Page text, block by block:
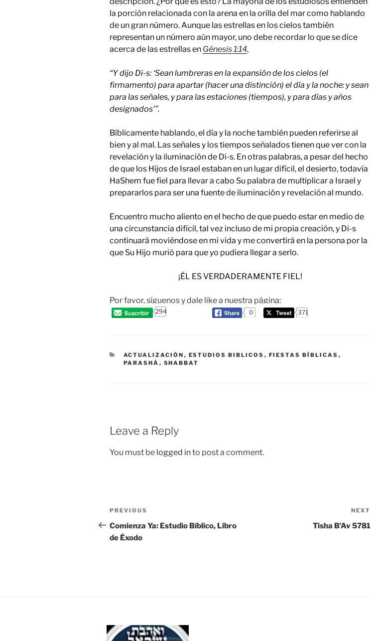
la porción relacionada con la arena en la orilla del mar como hablando
de un gran número. Aunque las estrellas en los cielos también
representan un número aún mayor, uno debe recordar lo que se dice
acerca de las estrellas en Génesis 1:14,
“Y dijo Di-s: ‘Sean lumbreras en la expansión de los cielos (el
firmamento) para apartar (hacer una distinción) el día y la noche: y sean
para las señales, y para las estaciones (tiempos), y para días y años
designados'”.
Bíblicamente hablando, el día y la noche también pueden referirse al
bien y al mal. Las señales y los tiempos señalados tienen que ver con la
revelación y la iluminación de Di-s. En otras palabras, a pesar del hecho
de que los Hijos de Israel estaban en un lugar difícil, el desierto, todavía
HaShem fue fiel para llevar a cabo Su palabra de multiplicar a Israel y
prepararlos para ser una fuente de iluminación y revelación al mundo.
Encuentro mucho aliento en el hecho de que puedo estar en medio de
una circunstancia difícil, tal vez incluso de mi propia creación, y Di-s
continuará moviéndose en mi vida y me convertirá en la persona por la
que Su Hijo murió para que yo pudiera llegar a serlo.
¡ÉL ES VERDADERAMENTE FIEL!
Por favor, síguenos y dale like a nuestra página:
294 0 371
CATEGORIES
ACTUALIZACIÓN , ESTUDIOS BIBLICOS , FIESTAS BÍBLICAS ,
PARASHÁ , SHABBAT
Leave a Reply
You must be logged into post a comment.
Post
navigation
Previous
Post
PREVIOUS
Comienza Ya: Estudio Bíblico, Libro
de Éxodo
NEXT
Tisha B’Av 5781